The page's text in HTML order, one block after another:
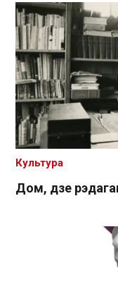
Дом, дзе
Культура